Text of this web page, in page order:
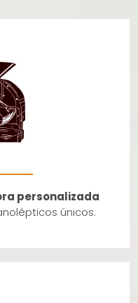
personalizada
únicos.